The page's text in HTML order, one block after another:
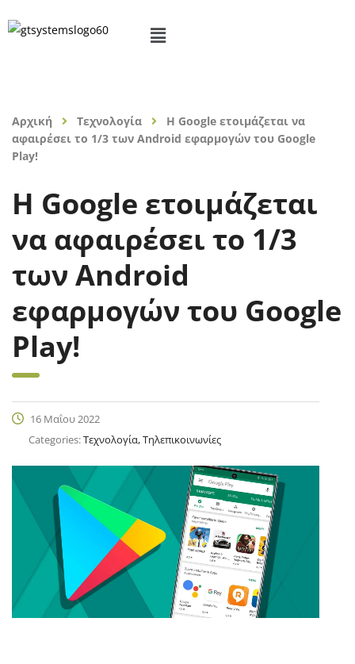
Αρχική Τεχνολογία
Η Google ετοιμάζεται να
αφαιρέσει το 1/3 των Android εφαρμογών του Google
Play!
Η Google ετοιμάζεται
να αφαιρέσει το 1/3
των Android
εφαρμογών του Google
Play!
16 Μαΐου 2022
Categories:Τεχνολογία, Τηλεπικοινωνίες